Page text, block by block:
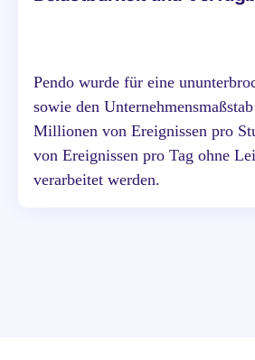
Pendo wurde für eine
sowie den
Millionen von Ereignissen pro
von Ereignissen pro Tag ohne
verarbeitet werden.